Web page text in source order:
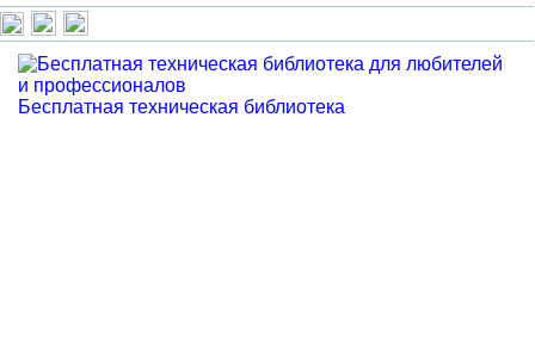
Бесплатная техническая библиотека